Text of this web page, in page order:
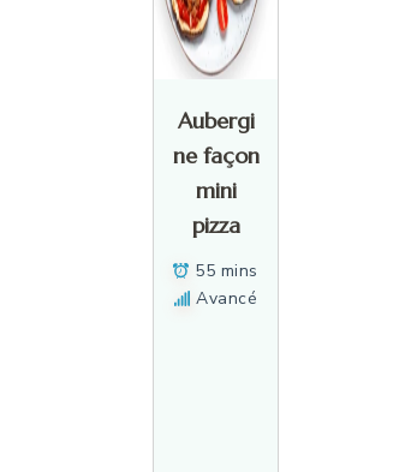
Aubergi
ne façon
mini
pizza
55 mins
Avancé